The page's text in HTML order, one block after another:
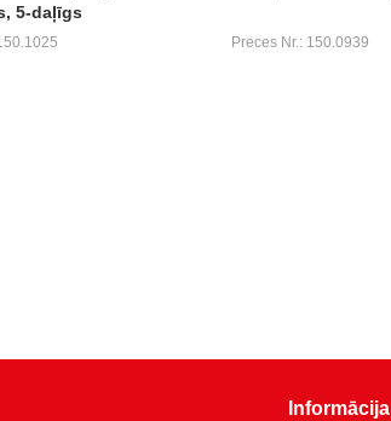
5-daļīgs
Preces Nr.: 150.0939
Informācija